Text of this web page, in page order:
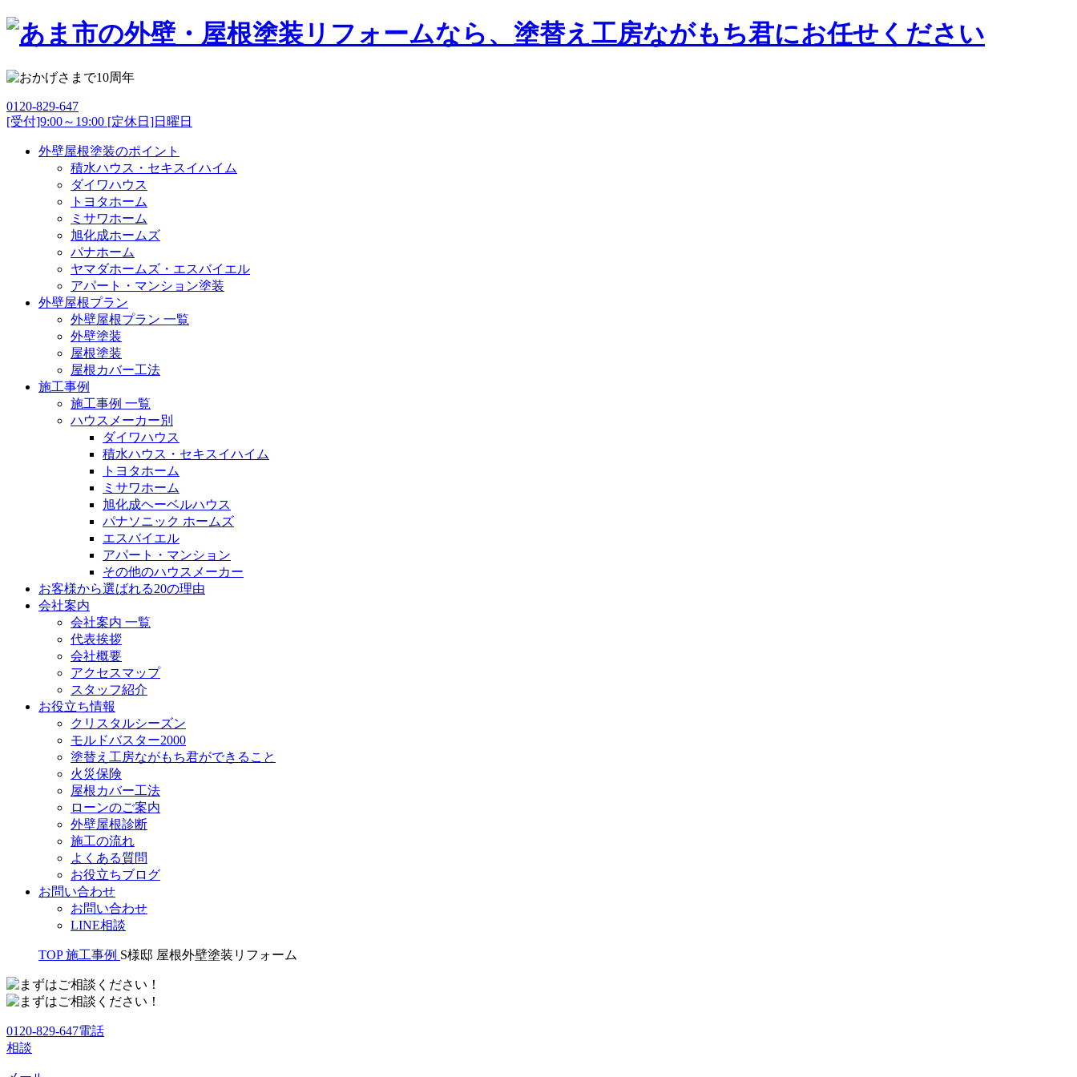
0120-829-647
[受付]9:00～19:00 [定休日]日曜日
外壁屋根塗装のポイント
積水ハウス・セキスイハイム
ダイワハウス
トヨタホーム
ミサワホーム
旭化成ホームズ
パナホーム
ヤマダホームズ・エスバイエル
アパート・マンション塗装
外壁屋根プラン
外壁屋根プラン 一覧
外壁塗装
屋根塗装
屋根カバー工法
施工事例
施工事例 一覧
ハウスメーカー別
ダイワハウス
積水ハウス・セキスイハイム
トヨタホーム
ミサワホーム
旭化成ヘーベルハウス
パナソニック ホームズ
エスバイエル
アパート・マンション
その他のハウスメーカー
お客様から選ばれる20の理由
会社案内
会社案内 一覧
代表挨拶
会社概要
アクセスマップ
スタッフ紹介
お役立ち情報
クリスタルシーズン
モルドバスター2000
塗替え工房ながもち君ができること
火災保険
屋根カバー工法
ローンのご案内
外壁屋根診断
施工の流れ
よくある質問
お役立ちブログ
お問い合わせ
お問い合わせ
LINE相談
TOP 施工事例 S様邸 屋根外壁塗装リフォーム
0120-829-647電話
相談